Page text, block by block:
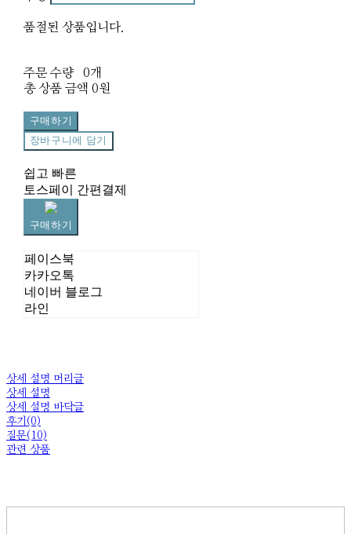
품절된 상품입니다.
주문 수량
0개
총 상품 금액 0원
구매하기
장바구니에 담기
쉽고 빠른
토스페이 간편결제
구매하기
페이스북
카카오톡
네이버 블로그
라인
상세 설명 머리글
상세 설명
상세 설명 바닥글
후기(0)
질문(10)
관련 상품